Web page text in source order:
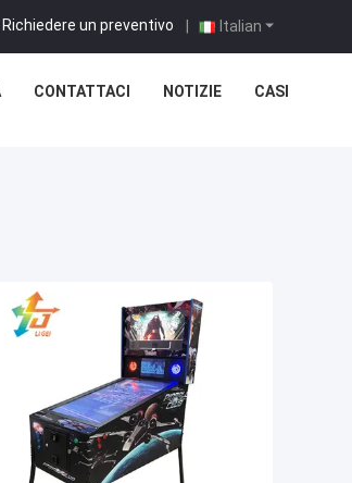
Italian
Richiedere un preventivo |
CONTATTACI NOTIZIE CASI